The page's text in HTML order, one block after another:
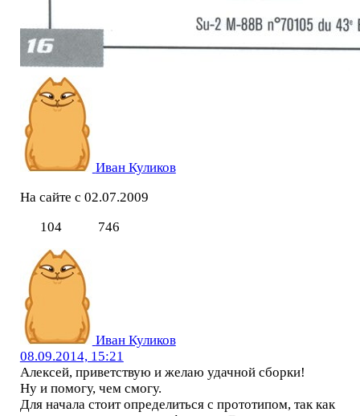
Иван Куликов
На сайте с 02.07.2009
104
746
Иван Куликов
08.09.2014, 15:21
Алексей, приветствую и желаю удачной сборки!
Ну и помогу, чем смогу.
Для начала стоит определиться с прототипом, так как